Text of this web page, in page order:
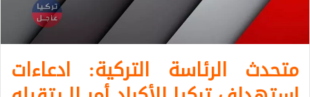
متحدث الرئاسة التركية: ادعاءات